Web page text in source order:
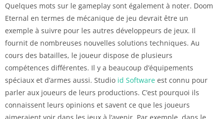
Quelques mots sur le gameplay sont également à noter. Doom
Eternal en termes de mécanique de jeu devrait être un
exemple à suivre pour les autres développeurs de jeux. Il
fournit de nombreuses nouvelles solutions techniques. Au
cours des batailles, le joueur dispose de plusieurs
compétences différentes. Il y a beaucoup d’équipements
spéciaux et d’armes aussi. Studio id Software est connu pour
parler aux joueurs de leurs productions. C’est pourquoi ils
connaissent leurs opinions et savent ce que les joueurs
aimeraient voir dans les jeux à l’avenir. Par exemple, dans le